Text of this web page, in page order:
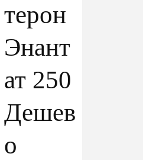
терон
Энант
ат 250
Дешев
о